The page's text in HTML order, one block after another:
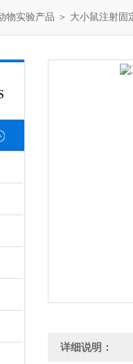
物实验产品 ＞ 大小鼠注射固
详细说明：